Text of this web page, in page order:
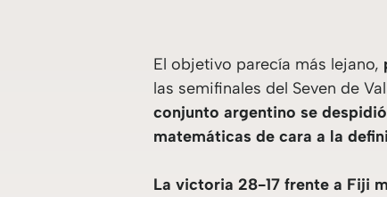
El objetivo parecía más lejano,
las semifinales del Seven de
conjunto argentino se
matemáticas de cara a la
La victoria 28-17 frente a Fiji